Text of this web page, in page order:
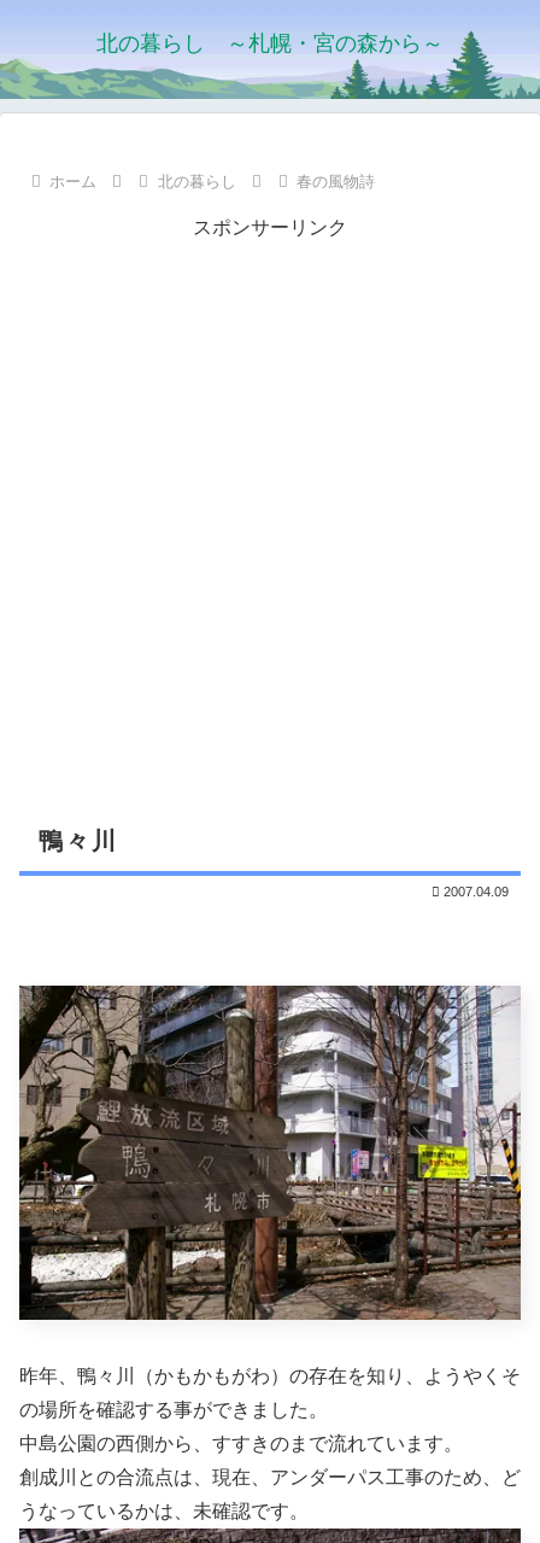
北の暮らし ～札幌・宮の森から～
ホーム 北の暮らし 春の風物詩
スポンサーリンク
鴨々川
2007.04.09
昨年、鴨々川（かもかもがわ）の存在を知り、ようやくそ
の場所を確認する事ができました。
中島公園の西側から、すすきのまで流れています。
創成川との合流点は、現在、アンダーパス工事のため、ど
うなっているかは、未確認です。